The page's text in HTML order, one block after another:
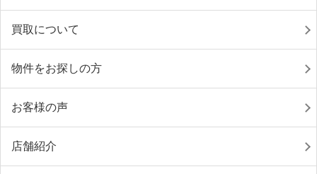
買取について
物件をお探しの方
お客様の声
店舗紹介